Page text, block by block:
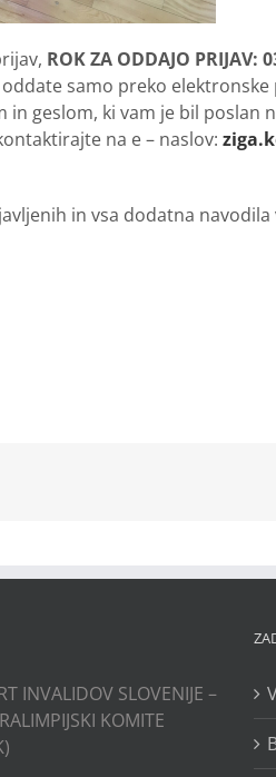
ROK ZA ODDAJO PRIJAV:
samo preko
geslom, ki vam je bil poslan
na e – naslov:
in vsa dodatna navodila
INVALIDOV SLOVENIJE –
KOMITE